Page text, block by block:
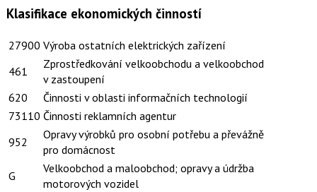
Klasifikace ekonomických činností
27900 Výroba ostatních elektrických zařízení
461
Zprostředkování velkoobchodu a velkoobchod
v zastoupení
620
Činnosti v oblasti informačních technologií
73110 Činnosti reklamních agentur
952
Opravy výrobků pro osobní potřebu a převážně
pro domácnost
G
Velkoobchod a maloobchod; opravy a údržba
motorových vozidel